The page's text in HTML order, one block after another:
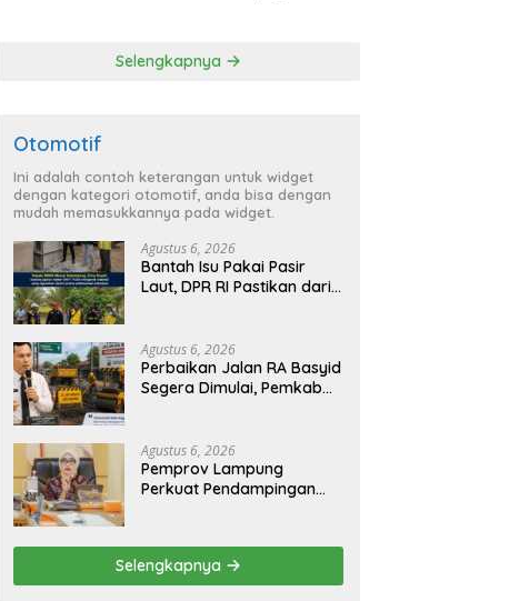
Selengkapnya
Otomotif
Ini adalah contoh keterangan untuk widget
dengan kategori otomotif, anda bisa dengan
mudah memasukkannya pada widget.
Agustus 6, 2026
Bantah Isu Pakai Pasir
Laut, DPR RI Pastikan dari
Sejati Sudah Sesuai
Spesifikasi
Agustus 6, 2026
Perbaikan Jalan RA Basyid
Segera Dimulai, Pemkab
Aman dan Nyaman
Agustus 6, 2026
Pemprov Lampung
Perkuat Pendampingan
Tanggamus
Selengkapnya